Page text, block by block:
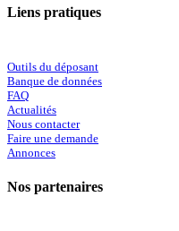
Liens pratiques
Outils du déposant
Banque de données
FAQ
Actualités
Nous contacter
Faire une demande
Annonces
Nos partenaires